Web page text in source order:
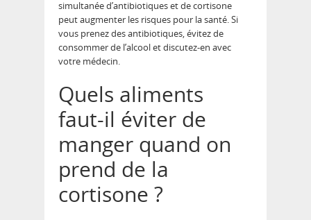
simultanée d’antibiotiques et de cortisone
peut augmenter les risques pour la santé. Si
vous prenez des antibiotiques, évitez de
consommer de l’alcool et discutez-en avec
votre médecin.
Quels aliments
faut-il éviter de
manger quand on
prend de la
cortisone ?